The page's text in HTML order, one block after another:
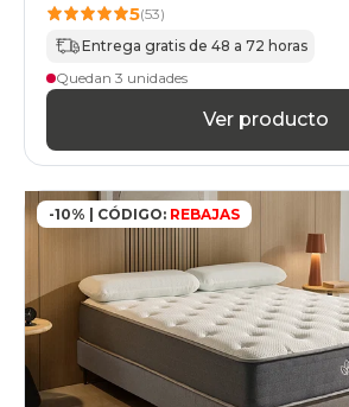
buenos
precio
en-
oferta
gama-
alta
online
5(53)
Entrega gratis de 48 a 72 horas
Quedan 3 unidades
Ver producto
-10% | CÓDIGO: REBAJAS